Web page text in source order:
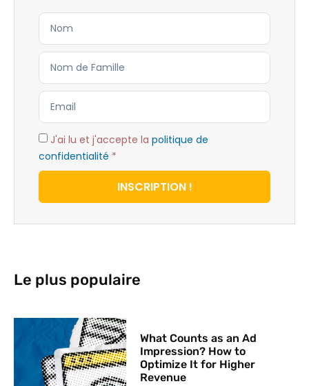
J'ai lu et j'accepte la politique de
confidentialité *
INSCRIPTION !
Le plus populaire
What Counts as an Ad
Impression? How to
Optimize It for Higher
Revenue